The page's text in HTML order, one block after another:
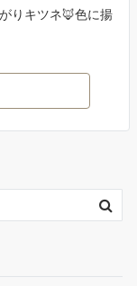
りキツネ🦊色に揚